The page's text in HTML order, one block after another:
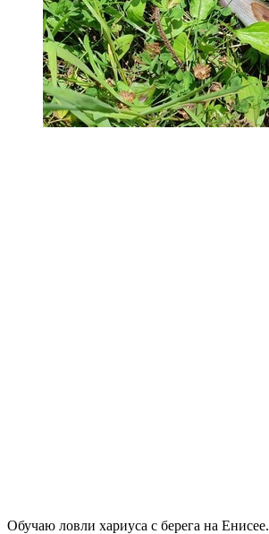
Обучаю ловли хариуса с берега на Енисее.